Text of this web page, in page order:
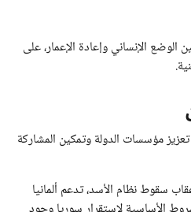
الإنساني وإعادة الإعمار، على
مؤسسات الدولة وتمكين المشاركة
سقوط نظام الأسد، تدعم ألمانيا